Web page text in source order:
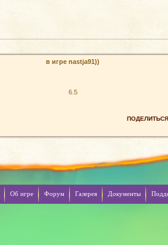
в игре nastja91))
6.5
Об игре Форум Галерея Документы